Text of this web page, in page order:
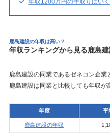
鹿島建設の年収は高い？
年収ランキングから見る鹿島
鹿島建設の同業であるゼネコン企業
鹿島建設は同業と比較しても年収が
年度 平
鹿島建設の年収